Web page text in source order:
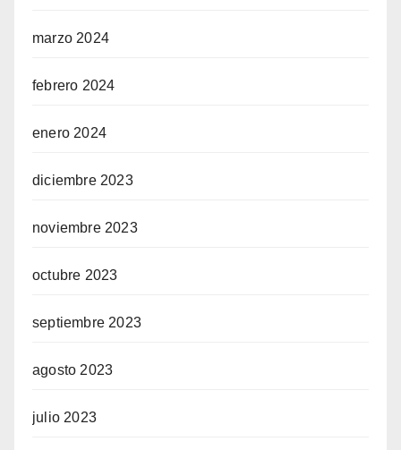
marzo 2024
febrero 2024
enero 2024
diciembre 2023
noviembre 2023
octubre 2023
septiembre 2023
agosto 2023
julio 2023